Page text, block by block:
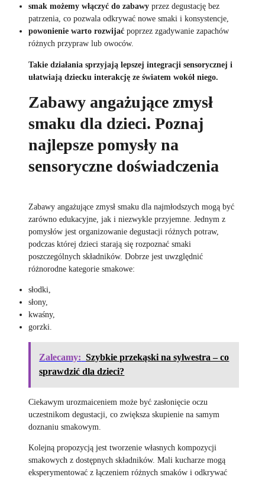
smak możemy włączyć do zabawy przez degustację bez
patrzenia, co pozwala odkrywać nowe smaki i konsystencje,
powonienie warto rozwijać poprzez zgadywanie zapachów
różnych przypraw lub owoców.
Takie działania sprzyjają lepszej integracji sensorycznej i
ułatwiają dziecku interakcję ze światem wokół niego.
Zabawy angażujące zmysł
smaku dla dzieci. Poznaj
najlepsze pomysły na
sensoryczne doświadczenia
Zabawy angażujące zmysł smaku dla najmłodszych mogą być
zarówno edukacyjne, jak i niezwykle przyjemne. Jednym z
pomysłów jest organizowanie degustacji różnych potraw,
podczas której dzieci starają się rozpoznać smaki
poszczególnych składników. Dobrze jest uwzględnić
różnorodne kategorie smakowe:
słodki,
słony,
kwaśny,
gorzki.
Zalecamy: Szybkie przekąski na sylwestra – co
sprawdzić dla dzieci?
Ciekawym urozmaiceniem może być zasłonięcie oczu
uczestnikom degustacji, co zwiększa skupienie na samym
doznaniu smakowym.
Kolejną propozycją jest tworzenie własnych kompozycji
smakowych z dostępnych składników. Mali kucharze mogą
eksperymentować z łączeniem różnych smaków i odkrywać